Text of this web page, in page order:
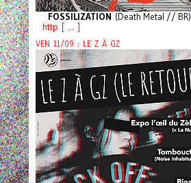
FOSSILIZATION (Death Metal // BR)
http [ ... ]
VEN 11/09 : LE Z À GZ